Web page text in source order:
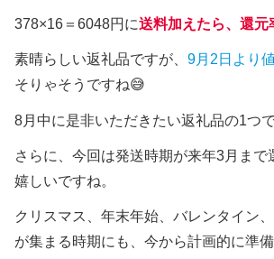
378×16＝6048円に送料加えたら、還元
素晴らしい返礼品ですが、 9月2日より
そりゃそうですね😅
8月中に是非いただきたい返礼品の1つで
さらに、今回は発送時期が来年3月まで
嬉しいですね。
クリスマス、年末年始、バレンタイン
が集まる時期にも、今から計画的に準備